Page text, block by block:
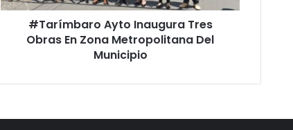
Del
Municipio#Tarímbaro Ayto Inaugura Tres
Obras En Zona Metropolitana Del
Municipio